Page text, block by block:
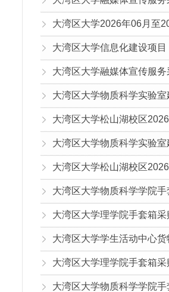
大湾区大学2026年06月至
大湾区大学信息化建设项
大湾区大学融媒体宣传服
大湾区大学物质科学实验
大湾区大学松山湖校区
大湾区大学物质科学学院
大湾区大学理学院手套箱
大湾区大学学生活动中心
大湾区大学理学院手套箱
大湾区大学物质科学学院